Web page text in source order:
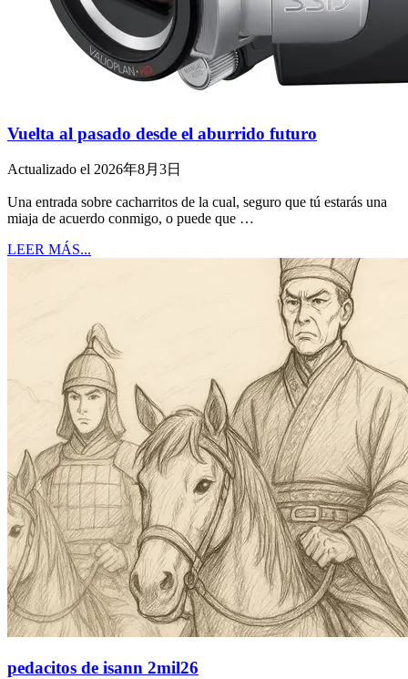
Vuelta al pasado desde el aburrido futuro
Actualizado el 2026年8月3日
Una entrada sobre cacharritos de la cual, seguro que tú estarás una
miaja de acuerdo conmigo, o puede que …
LEER MÁS...
pedacitos de isann 2mil26